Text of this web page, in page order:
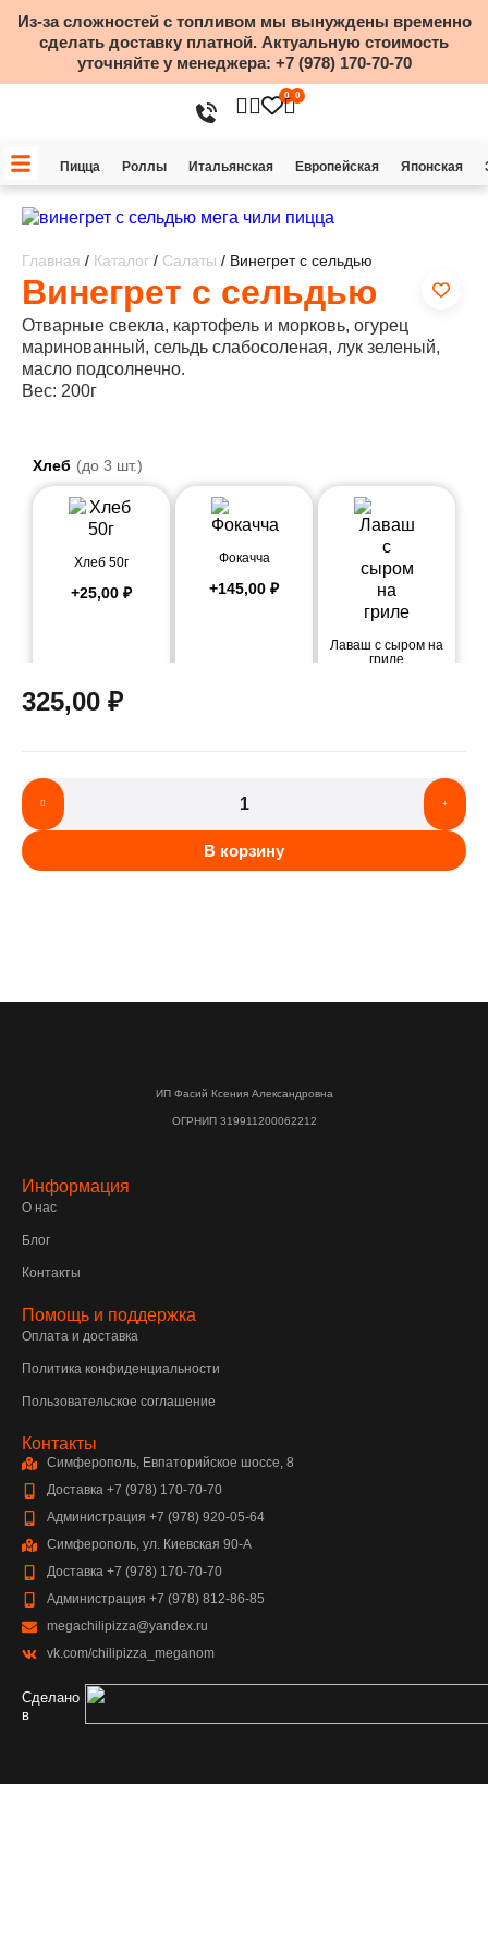
Из-за сложностей с топливом мы вынуждены временно
сделать доставку платной. Актуальную стоимость
уточняйте у менеджера: +7 (978) 170-70-70
0 0
Пицца Роллы Итальянская Европейская Японская
Главная / Каталог / Салаты / Винегрет с сельдью
Винегрет с сельдью
Отварные свекла, картофель и морковь, огурец
маринованный, сельдь слабосоленая, лук зеленый,
масло подсолнечно.
Вес: 200г
Хлеб (до 3 шт.)
Хлеб 50г
+25,00 ₽
Фокачча
+145,00 ₽
Лаваш с сыром на
гриле
325,00 ₽
В корзину
ИП Фасий Ксения Александровна
ОГРНИП 319911200062212
Информация
О нас
Блог
Контакты
Помощь и поддержка
Оплата и доставка
Политика конфиденциальности
Пользовательское соглашение
Контакты
Симферополь, Евпаторийское шоссе, 8
Доставка +7 (978) 170-70-70
Администрация +7 (978) 920-05-64
Симферополь, ул. Киевская 90-А
Доставка +7 (978) 170-70-70
Администрация +7 (978) 812-86-85
megachilipizza@yandex.ru
vk.com/chilipizza_meganom
Сделано
в